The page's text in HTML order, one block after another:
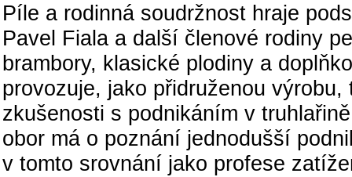
Píle a rodinná soudržnost hraje
Pavel Fiala a další členové rodiny
brambory, klasické plodiny a
provozuje, jako přidruženou
zkušenosti s podnikáním v
obor má o poznání jednodušší
v tomto srovnání jako profese